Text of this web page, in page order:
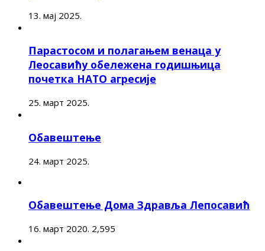
13. мај 2025.
Парастосом и полагањем венаца у
Леосавићу обележена годишњица
почетка НАТО агресије
25. март 2025.
Обавештење
24. март 2025.
Обавештење Дома Здравља Лепосавић
16. март 2020. 2,595